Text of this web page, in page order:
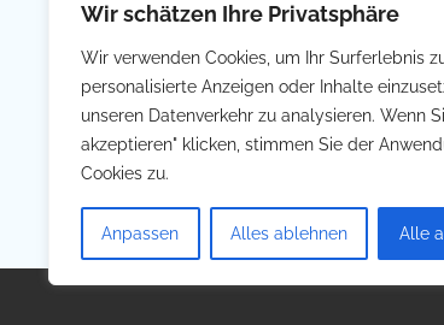
Wir schätzen Ihre Privatsphäre
Wir verwenden Cookies, um Ihr Surferlebnis
personalisierte Anzeigen oder Inhalte
unseren Datenverkehr zu analysieren. Wenn
akzeptieren" klicken, stimmen Sie der
Cookies zu.
Anpassen Alles ablehnen Alle